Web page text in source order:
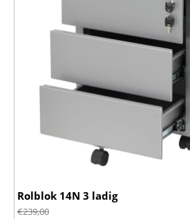
Rolblok 14N 3 ladig
€239,00